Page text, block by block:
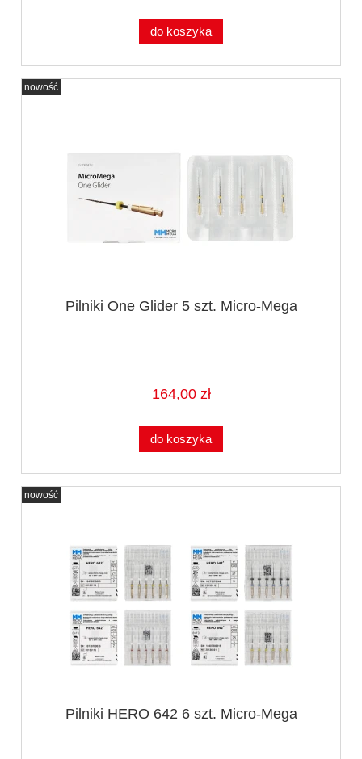
do koszyka
Pilniki One Glider 5 szt. Micro-Mega
164,00 zł
do koszyka
nowość
Pilniki HERO 642 6 szt. Micro-Mega
nowość